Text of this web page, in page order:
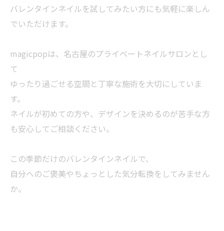
バレンタインネイルを試してみたい方にも気軽に楽しん
でいただけます。
magicpopは、名古屋のプライベートネイルサロンとし
て
ゆったり過ごせる空間と丁寧な施術を大切にしていま
す。
ネイルが初めての方や、デザインを決めるのが苦手な方
も安心してご相談ください。
この季節だけのバレンタインネイルで、
自分へのご褒美やちょっとした気分転換をしてみません
か。